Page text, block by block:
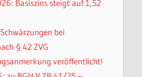
Basiszins steigt auf 1,52
bei
§ 42 ZVG
veröffentlicht!